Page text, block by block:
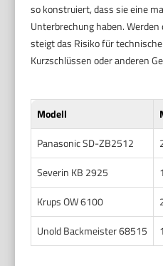
so konstruiert, dass sie eine
Unterbrechung haben.
steigt das Risiko für
Kurzschlüssen oder anderen
Modell
Panasonic SD-ZB2512
Severin KB 2925
Krups OW 6100
Unold Backmeister 68515